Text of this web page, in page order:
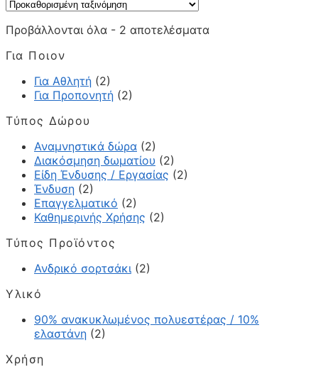
Προβάλλονται όλα - 2 αποτελέσματα
Για Ποιον
Για Αθλητή (2)
Για Προπονητή (2)
Τύπος Δώρου
Αναμνηστικά δώρα (2)
Διακόσμηση δωματίου (2)
Είδη Ένδυσης / Εργασίας (2)
Ένδυση (2)
Επαγγελματικό (2)
Καθημερινής Χρήσης (2)
Τύπος Προϊόντος
Ανδρικό σορτσάκι (2)
Υλικό
90% ανακυκλωμένος πολυεστέρας / 10%
ελαστάνη (2)
Χρήση